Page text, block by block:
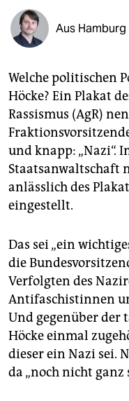
shop
fragen & hilfe
abo
genossenschaft
epaper login
Aus Hamburg
Welche politischen
Höcke? Ein Plakat
Rassismus (AgR)
und knapp: „Nazi“.
Staatsanwaltschaft
anlässlich des
eingestellt.
Das sei „ein
die
Verfolgten des
Antifaschistinnen
Und gegenüber der
Höcke einmal
dieser ein Nazi sei.
da „noch nicht ganz